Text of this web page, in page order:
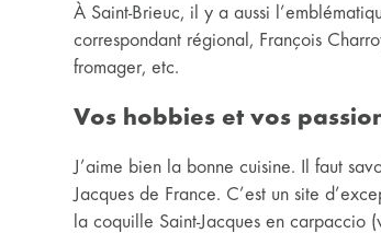
À Saint-Brieuc, il y a aussi
correspondant régional, François
fromager, etc.
Vos hobbies et vos
J’aime bien la bonne cuisine. Il faut
Jacques de France. C’est un site
la coquille Saint-Jacques en carpaccio